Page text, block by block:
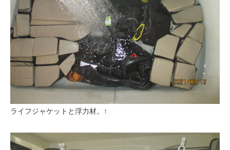
ライフジャケットと浮力材。↑